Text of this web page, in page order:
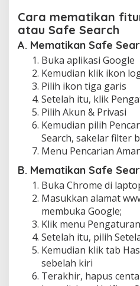
Cara mematikan
atau Safe Search
A. Mematikan Safe
Buka aplikasi Google
Kemudian klik ikon
Pilih ikon tiga garis
Setelah itu, klik
Pilih Akun & Privasi
Kemudian pilih
Search, sakelar filter
Menu Pencarian
B. Mematikan Safe
Buka Chrome di
Masukkan alamat
membuka Google;
Klik menu
Setelah itu, pilih
Kemudian klik tab
sebelah kiri
Terakhir, hapus